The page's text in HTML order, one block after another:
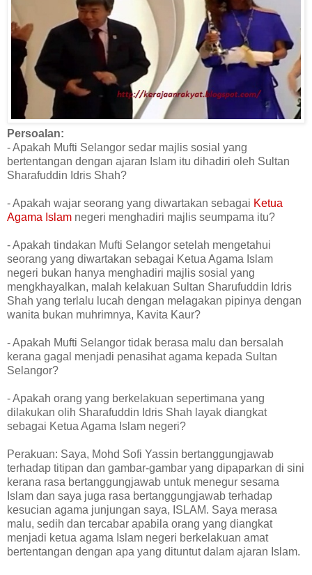
Persoalan:
- Apakah Mufti Selangor sedar majlis sosial yang
bertentangan dengan ajaran Islam itu dihadiri oleh Sultan
Sharafuddin Idris Shah?
- Apakah wajar seorang yang diwartakan sebagai Ketua
Agama Islam negeri menghadiri majlis seumpama itu?
- Apakah tindakan Mufti Selangor setelah mengetahui
seorang yang diwartakan sebagai Ketua Agama Islam
negeri bukan hanya menghadiri majlis sosial yang
mengkhayalkan, malah kelakuan Sultan Sharufuddin Idris
Shah yang terlalu lucah dengan melagakan pipinya dengan
wanita bukan muhrimnya, Kavita Kaur?
- Apakah Mufti Selangor tidak berasa malu dan bersalah
kerana gagal menjadi penasihat agama kepada Sultan
Selangor?
- Apakah orang yang berkelakuan sepertimana yang
dilakukan olih Sharafuddin Idris Shah layak diangkat
sebagai Ketua Agama Islam negeri?
Perakuan: Saya, Mohd Sofi Yassin bertanggungjawab
terhadap titipan dan gambar-gambar yang dipaparkan di sini
kerana rasa bertanggungjawab untuk menegur sesama
Islam dan saya juga rasa bertanggungjawab terhadap
kesucian agama junjungan saya, ISLAM. Saya merasa
malu, sedih dan tercabar apabila orang yang diangkat
menjadi ketua agama Islam negeri berkelakuan amat
bertentangan dengan apa yang dituntut dalam ajaran Islam.